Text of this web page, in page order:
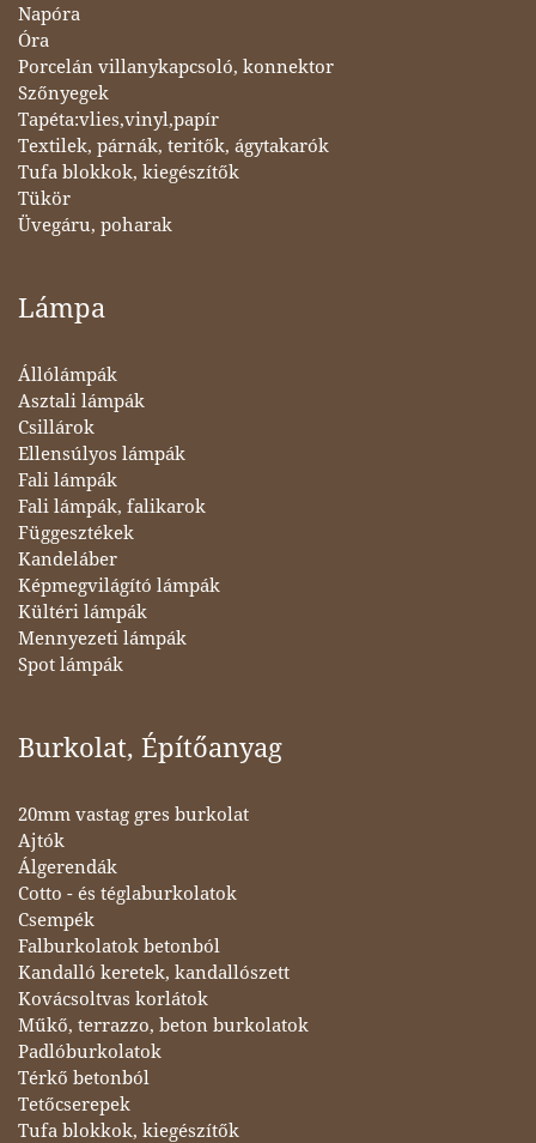
Napóra
Óra
Porcelán villanykapcsoló, konnektor
Szőnyegek
Tapéta:vlies,vinyl,papír
Textilek, párnák, teritők, ágytakarók
Tufa blokkok, kiegészítők
Tükör
Üvegáru, poharak
Lámpa
Állólámpák
Asztali lámpák
Csillárok
Ellensúlyos lámpák
Fali lámpák
Fali lámpák, falikarok
Függesztékek
Kandeláber
Képmegvilágító lámpák
Kültéri lámpák
Mennyezeti lámpák
Spot lámpák
Burkolat, Építőanyag
20mm vastag gres burkolat
Ajtók
Álgerendák
Cotto - és téglaburkolatok
Csempék
Falburkolatok betonból
Kandalló keretek, kandallószett
Kovácsoltvas korlátok
Műkő, terrazzo, beton burkolatok
Padlóburkolatok
Térkő betonból
Tetőcserepek
Tufa blokkok, kiegészítők